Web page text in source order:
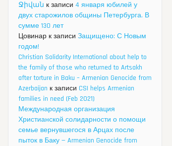
Ջիվան к записи 4 января юбилей у
двух старожилов общины Петербурга. В
сумме 130 лет
Цовинар к записи Защищено: С Новым
годом!
Christian Solidarity International about help to
the family of those who returned to Artsakh
after torture in Baku – Armenian Genocide from
Azerbaijan к записи CSI helps Armenian
families in need (Feb 2021)
Международная организация
Христианской солидарности о помощи
семье вернувшегося в Арцах после
пыток в Баку — Armenian Genocide from